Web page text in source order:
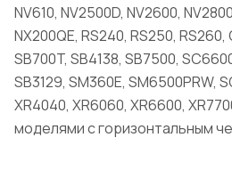
NV610, NV2500D, NV2600,
NX200QE, RS240, RS250, RS260,
SB700T, SB4138, SB7500,
SB3129, SM360E, SM6500PRW,
XR4040, XR6060, XR6600,
моделями с горизонтальным